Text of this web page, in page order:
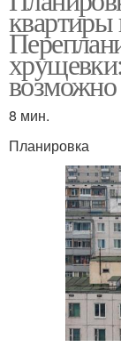
квартиры
возможно
8 мин.
Планировка